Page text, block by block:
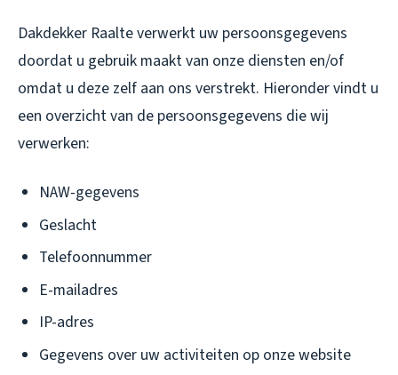
Dakdekker Raalte verwerkt uw persoonsgegevens
doordat u gebruik maakt van onze diensten en/of
omdat u deze zelf aan ons verstrekt. Hieronder vindt u
een overzicht van de persoonsgegevens die wij
verwerken:
NAW-gegevens
Geslacht
Telefoonnummer
E-mailadres
IP-adres
Gegevens over uw activiteiten op onze website